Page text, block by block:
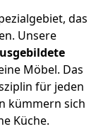
das
Unsere
Möbel. Das
für jeden
kümmern sich
Küche.